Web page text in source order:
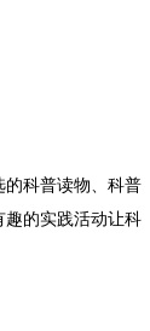
科普读物、科普
的实践活动让科